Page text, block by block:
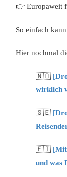
👉 Europaweit
So einfach kann
Hier nochmal
🇳🇴
wirklich
🇸🇪
🇫🇮 [Mit
und was